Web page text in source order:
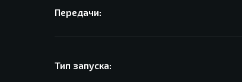
Передачи:
Тип запуска: